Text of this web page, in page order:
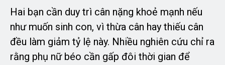
Hai bạn cần duy trì cân nặng khoẻ mạnh nếu
như muốn sinh con, vì thừa cân hay thiếu cân
đều làm giảm tỷ lệ này. Nhiều nghiên cứu chỉ ra
rằng phụ nữ béo cần gấp đôi thời gian để